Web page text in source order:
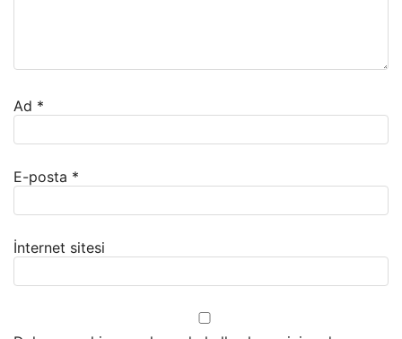
Ad *
E-posta *
İnternet sitesi